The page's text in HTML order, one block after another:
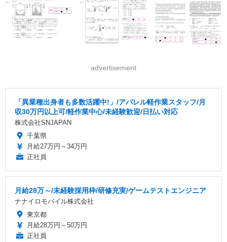
advertisement
「異業種出身者も多数活躍中!」/アパレル軽作業スタッフ/月
収30万円以上可/軽作業中心/未経験歓迎/日払い対応
株式会社SNJAPAN
千葉県
月給27万円～34万円
正社員
月給28万～/未経験採用枠/研修充実/ゲームテストエンジニア
ナナイロモバイル株式会社
東京都
月給28万円～50万円
正社員